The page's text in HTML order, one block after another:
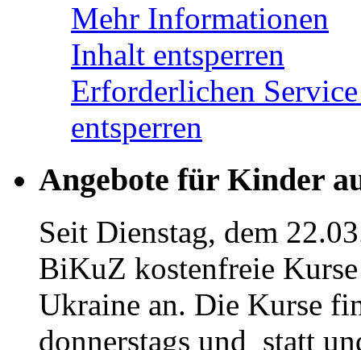
Mehr Informationen
Inhalt entsperren
Erforderlichen
entsperren
Angebote für Kinder
Seit Dienstag, dem
BiKuZ kostenfreie
Ukraine an. Die Kurse
donnerstags und statt